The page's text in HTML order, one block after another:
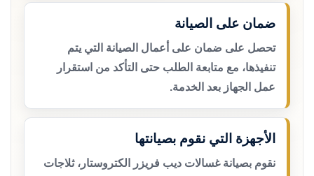
ضمان على الصيانة
تحصل على ضمان على أعمال الصيانة التي يتم
تنفيذها، مع متابعة الطلب حتى التأكد من استقرار
عمل الجهاز بعد الخدمة.
الأجهزة التي نقوم بصيانتها
نقوم بصيانة غسالات ديب فريزر الكتروستار، ثلاجات